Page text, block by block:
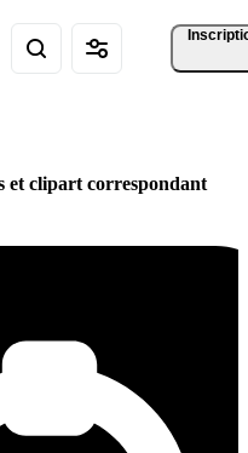
et clipart correspondant